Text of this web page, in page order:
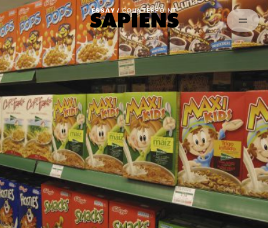
ESSAY / COUNTERPOINT